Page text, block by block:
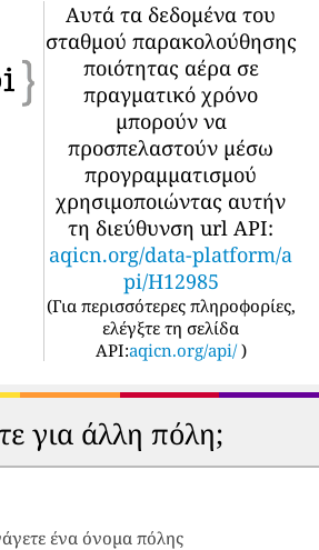
Αυτά τα δεδομένα του
σταθμού παρακολούθησης
ποιότητας αέρα σε
πραγματικό χρόνο
μπορούν να
προσπελαστούν μέσω
προγραμματισμού
χρησιμοποιώντας αυτήν
τη διεύθυνση url API:
aqicn.org/data-platform/a
pi/H12985
(Για περισσότερες πληροφορίες,
ελέγξτε τη σελίδα
API:aqicn.org/api/ )
για άλλη πόλη;
ένα όνομα πόλης